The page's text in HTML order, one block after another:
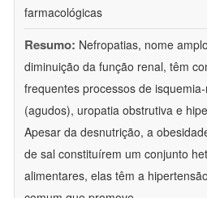
farmacológicas
Resumo: Nefropatias, nome
diminuição da função renal, têm
frequentes processos de
(agudos), uropatia obstrutiva e
Apesar da desnutrição, a
de sal constituírem um conjunto
alimentares, elas têm a